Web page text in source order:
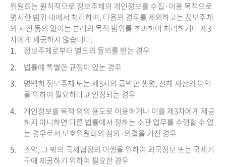
위원회는 원칙적으로 정보주체의 개인정보를 수집·이용 목적으로
명시한 범위 내에서 처리하며, 다음의 경우를 제외하고는 정보주체
의 사전 동의 없이는 본래의 목적 범위를 초과하여 처리하거나 제3
자에게 제공하지 않습니다.
1.
정보주체로부터 별도의 동의를 받는 경우
2.
법률에 특별한 규정이 있는 경우
3.
명백히 정보주체 또는 제3자의 급박한 생명, 신체 재산의 이익
을 위하여 필요하다고 인정되는 경우
4.
개인정보를 목적 외의 용도로 이용하거나 이를 제3자에게 제공
하지 아니하면 다른 법률에서 정하는 소관 업무를 수행할 수 없
는 경우로서 보호위원회의 심의·의결을 거친 경우
5.
조약, 그 밖의 국제협정의 이행을 위하여 외국정보 또는 국제기
구에 제공하기 위하여 필요한 경우